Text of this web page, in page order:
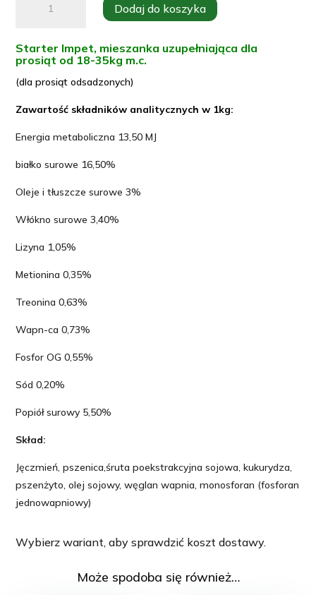
Starter
dla
18-
35kg
ciała.
NEOROL
Dodaj do koszyka
Starter Impet, mieszanka uzupełniająca dla
prosiąt od 18-35kg m.c.
(dla prosiąt odsadzonych)
Zawartość składników analitycznych w 1kg:
Energia metaboliczna 13,50 MJ
białko surowe 16,50%
Oleje i tłuszcze surowe 3%
Włókno surowe 3,40%
Lizyna 1,05%
Metionina 0,35%
Treonina 0,63%
Wapn-ca 0,73%
Fosfor OG 0,55%
Sód 0,20%
Popiół surowy 5,50%
Skład:
Jęczmień, pszenica,śruta poekstrakcyjna sojowa, kukurydza,
pszenżyto, olej sojowy, węglan wapnia, monosforan (fosforan
jednowapniowy)
Wybierz wariant, aby sprawdzić koszt dostawy.
Może spodoba się również…